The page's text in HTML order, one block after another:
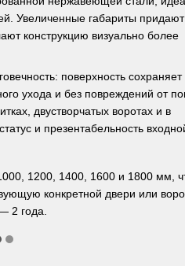
Увеличенные габариты
конструкцию визуально более
поверхность сохраняет
ухода и без повреждений от
двустворчатых воротах и в
и презентабельность
1200, 1400, 1600 и 1800 мм,
конкретной двери или
2 года.